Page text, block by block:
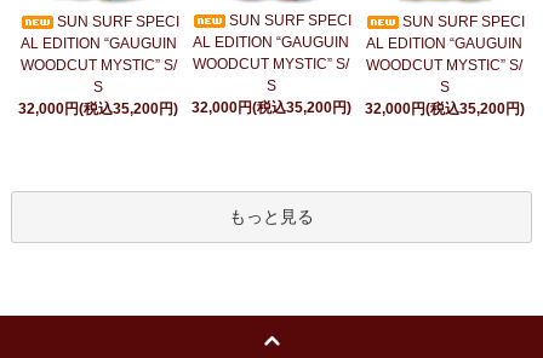
SUN SURF SPECI
AL EDITION “GAUGUIN
WOODCUT MYSTIC” S/
S
32,000円(税込35,200円)
SUN SURF SPECI
AL EDITION “GAUGUIN
WOODCUT MYSTIC” S/
S
32,000円(税込35,200円)
SUN SURF SPECI
AL EDITION “GAUGUIN
WOODCUT MYSTIC” S/
S
32,000円(税込35,200円)
もっと見る